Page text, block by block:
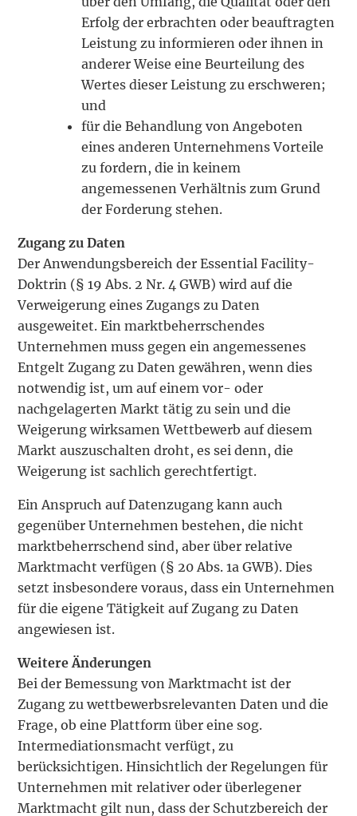
Erfolg der erbrachten oder beauftragten
Leistung zu informieren oder ihnen in
anderer Weise eine Beurteilung des
Wertes dieser Leistung zu erschweren;
und
für die Behandlung von Angeboten
eines anderen Unternehmens Vorteile
zu fordern, die in keinem
angemessenen Verhältnis zum Grund
der Forderung stehen.
Zugang zu Daten
Der Anwendungsbereich der Essential Facility-
Doktrin (§ 19 Abs. 2 Nr. 4 GWB) wird auf die
Verweigerung eines Zugangs zu Daten
ausgeweitet. Ein marktbeherrschendes
Unternehmen muss gegen ein angemessenes
Entgelt Zugang zu Daten gewähren, wenn dies
notwendig ist, um auf einem vor- oder
nachgelagerten Markt tätig zu sein und die
Weigerung wirksamen Wettbewerb auf diesem
Markt auszuschalten droht, es sei denn, die
Weigerung ist sachlich gerechtfertigt.
Ein Anspruch auf Datenzugang kann auch
gegenüber Unternehmen bestehen, die nicht
marktbeherrschend sind, aber über relative
Marktmacht verfügen (§ 20 Abs. 1a GWB). Dies
setzt insbesondere voraus, dass ein Unternehmen
für die eigene Tätigkeit auf Zugang zu Daten
angewiesen ist.
Weitere Änderungen
Bei der Bemessung von Marktmacht ist der
Zugang zu wettbewerbsrelevanten Daten und die
Frage, ob eine Plattform über eine sog.
Intermediationsmacht verfügt, zu
berücksichtigen. Hinsichtlich der Regelungen für
Unternehmen mit relativer oder überlegener
Marktmacht gilt nun, dass der Schutzbereich der